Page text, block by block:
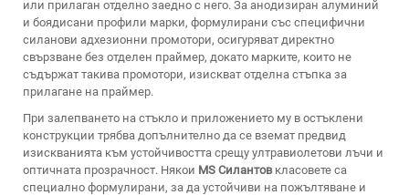
или прилаган отделно заедно с него. За анодизиран алуминий
и боядисани профили марки, формулирани със специфични
силанови адхезионни промотори, осигуряват директно
свързване без отделен праймер, докато марките, които не
съдържат такива промотори, изискват отделна стъпка за
прилагане на праймер.
При залепването на стъкло и приложението му в остъклени
конструкции трябва допълнително да се вземат предвид
изискванията към устойчивостта срещу ултравиолетови лъчи и
оптичната прозрачност. Някои MS Силантов класовете са
специално формулирани, за да устойчиви на пожълтяване и